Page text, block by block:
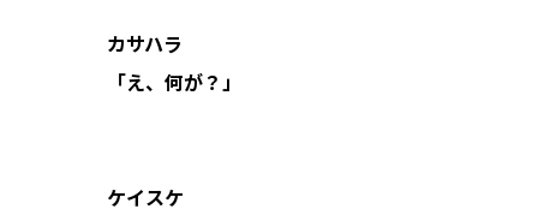
カサハラ
「え、何が？」
ケイスケ